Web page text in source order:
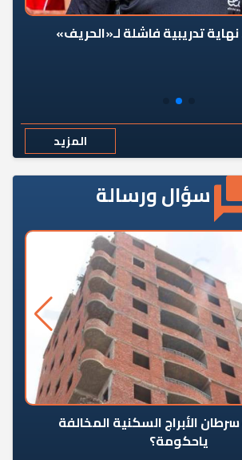
تدريبية فاشلة لـ«الحريف»
المزيد
سؤال ورسالة
الأبراج السكنية المخالفة
ياحكومة؟